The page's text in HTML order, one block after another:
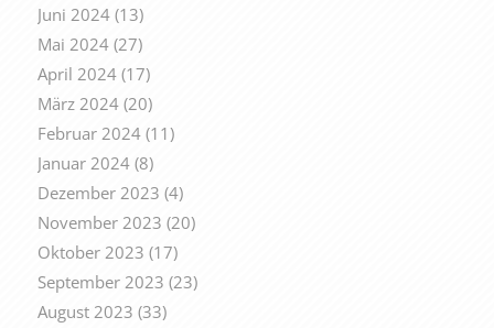
Juni 2024(13)
Mai 2024(27)
April 2024(17)
März 2024(20)
Februar 2024(11)
Januar 2024(8)
Dezember 2023 (4)
November 2023 (20)
Oktober 2023 (17)
September 2023 (23)
August 2023 (33)